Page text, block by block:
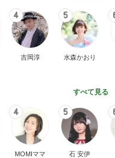
4
吉岡淳
5
水森かおり
すべて見る
4
MOMIママ
5
石 安伊